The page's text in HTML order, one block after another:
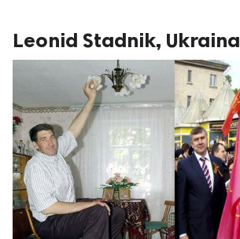
Leonid Stadnik, Ukraina